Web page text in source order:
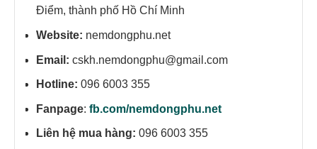
Điểm, thành phố Hồ Chí Minh
Website: nemdongphu.net
Email: cskh.nemdongphu@gmail.com
Hotline: 096 6003 355
Fanpage: fb.com/nemdongphu.net
Liên hệ mua hàng: 096 6003 355